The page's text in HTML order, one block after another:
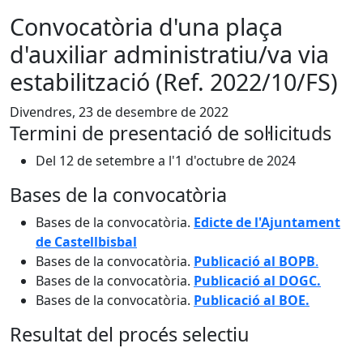
Convocatòria d'una plaça
d'auxiliar administratiu/va via
estabilització (Ref. 2022/10/FS)
Divendres, 23 de desembre de 2022
Termini de presentació de sol·licituds
Del 12 de setembre a l'1 d'octubre de 2024
Bases de la convocatòria
Bases de la convocatòria. Edicte de l'Ajuntament
de Castellbisbal
Bases de la convocatòria. Publicació al BOPB.
Bases de la convocatòria. Publicació al DOGC.
Bases de la convocatòria. Publicació al BOE.
Resultat del procés selectiu